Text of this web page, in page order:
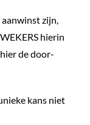
zijn,
hierin
de door-
kans niet